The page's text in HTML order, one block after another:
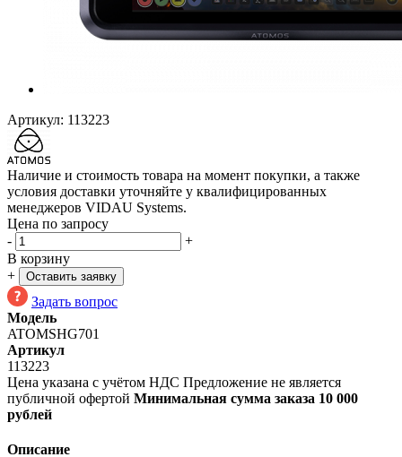
Артикул: 113223
Наличие и стоимость товара на момент покупки, а также
условия доставки уточняйте у квалифицированных
менеджеров VIDAU Systems.
Цена по запросу
-
+
В корзину
+
Оставить заявку
Задать вопрос
Модель
ATOMSHG701
Артикул
113223
Цена указана с учётом НДС Предложение не является
публичной офертой Минимальная сумма заказа 10 000
рублей
Описание